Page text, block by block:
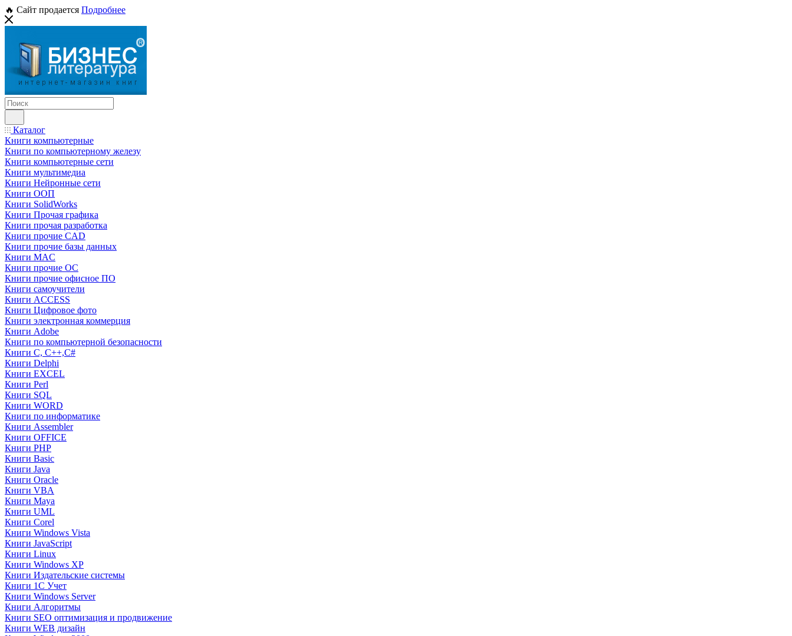
🔥 Сайт продается Подробнее
Каталог
Книги компьютерные
Книги по компьютерному железу
Книги компьютерные сети
Книги мультимедиа
Книги Нейронные сети
Книги ООП
Книги SolidWorks
Книги Прочая графика
Книги прочая разработка
Книги прочие CAD
Книги прочие базы данных
Книги MAC
Книги прочие ОС
Книги прочие офисное ПО
Книги самоучители
Книги ACCESS
Книги Цифровое фото
Книги электронная коммерция
Книги Adobe
Книги по компьютерной безопасности
Книги C, C++,С#
Книги Delphi
Книги EXCEL
Книги Perl
Книги SQL
Книги WORD
Книги по информатике
Книги Assembler
Книги OFFICE
Книги PHP
Книги Basic
Книги Java
Книги Oracle
Книги VBA
Книги Maya
Книги UML
Книги Corel
Книги Windows Vista
Книги JavaScript
Книги Linux
Книги Windows XP
Книги Издательские системы
Книги 1C Учет
Книги Windows Server
Книги Алгоритмы
Книги SEO оптимизация и продвижение
Книги WEB дизайн